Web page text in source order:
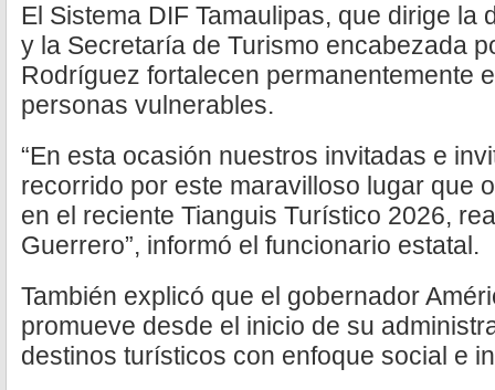
El Sistema DIF Tamaulipas, que dirige la
y la Secretaría de Turismo encabezada
Rodríguez fortalecen permanentemente
personas vulnerables.
“En esta ocasión nuestros invitadas e
recorrido por este maravilloso lugar que
en el reciente Tianguis Turístico 2026,
Guerrero”, informó el funcionario estatal.
También explicó que el gobernador
promueve desde el inicio de su
destinos turísticos con enfoque social e